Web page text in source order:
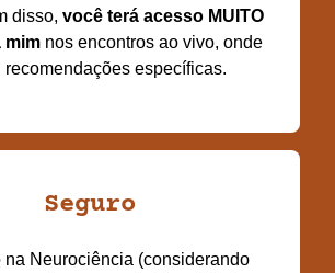
disso, você terá acesso MUITO
mim nos encontros ao vivo, onde
recomendações específicas.
Seguro
na Neurociência (considerando